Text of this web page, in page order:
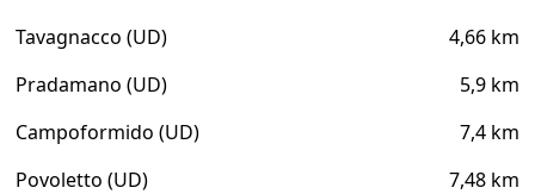
Tavagnacco (UD)
4,66 km
Pradamano (UD)
5,9 km
Campoformido (UD)
7,4 km
Povoletto (UD)
7,48 km